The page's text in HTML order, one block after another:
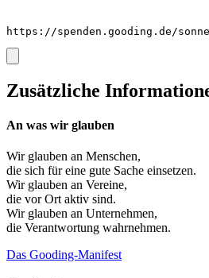
https://spenden.gooding.de/
Zusätzliche
An was wir glauben
Wir glauben an Menschen,
die sich für eine gute Sache einsetzen.
Wir glauben an Vereine,
die vor Ort aktiv sind.
Wir glauben an Unternehmen,
die Verantwortung wahrnehmen.
Das Gooding-Manifest